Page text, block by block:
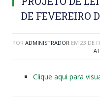
DE FEVEREIRO
POR ADMINISTRADOR EM 23 DE
Clique aqui para